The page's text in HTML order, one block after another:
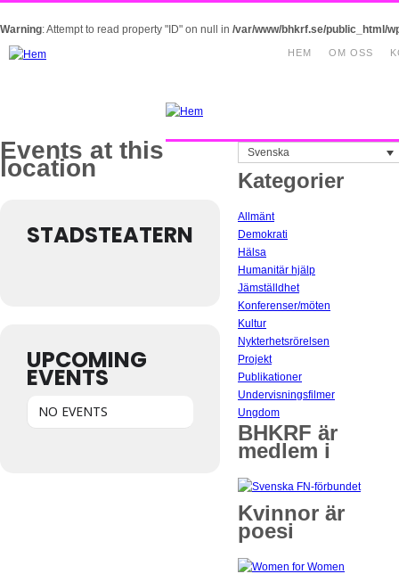
Warning: Attempt to read property "ID" on null in /var/www/bhkrf.se/public_html/
OM OSS
HEM
Events at this
location
STADSTEATERN
UPCOMING
EVENTS
NO EVENTS
Svenska
Kategorier
Allmänt
Demokrati
Hälsa
Humanitär hjälp
Jämställdhet
Konferenser/möten
Kultur
Nykterhetsrörelsen
Projekt
Publikationer
Undervisningsfilmer
Ungdom
BHKRF är
medlem i
Kvinnor är
poesi